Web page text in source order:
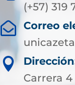
(+57) 319

Correo

Carrera 4